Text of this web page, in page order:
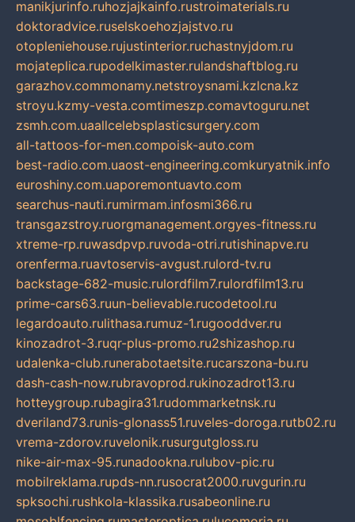
manikjurinfo.ruhozjajkainfo.rustroimaterials.ru
doktoradvice.ruselskoehozjajstvo.ru
otopleniehouse.rujustinterior.ruchastnyjdom.ru
mojateplica.rupodelkimaster.rulandshaftblog.ru
garazhov.commonamy.netstroysnami.kzlcna.kz
stroyu.kzmy-vesta.comtimeszp.comavtoguru.net
zsmh.com.uaallcelebsplasticsurgery.com
all-tattoos-for-men.compoisk-auto.com
best-radio.com.uaost-engineering.comkuryatnik.info
euroshiny.com.uaporemontuavto.com
searchus-nauti.rumirmam.infosmi366.ru
transgazstroy.ruorgmanagement.orgyes-fitness.ru
xtreme-rp.ruwasdpvp.ruvoda-otri.rutishinapve.ru
orenferma.ruavtoservis-avgust.rulord-tv.ru
backstage-682-music.rulordfilm7.rulordfilm13.ru
prime-cars63.ruun-believable.rucodetool.ru
legardoauto.rulithasa.rumuz-1.rugooddver.ru
kinozadrot-3.ruqr-plus-promo.ru2shizashop.ru
udalenka-club.runerabotaetsite.rucarszona-bu.ru
dash-cash-now.rubravoprod.rukinozadrot13.ru
hotteygroup.rubagira31.rudommarketnsk.ru
dveriland73.runis-glonass51.ruveles-doroga.rutb02.ru
vrema-zdorov.ruvelonik.rusurgutgloss.ru
nike-air-max-95.runadookna.rulubov-pic.ru
mobilreklama.rupds-nn.rusocrat2000.ruvgurin.ru
spksochi.rushkola-klassika.rusabeonline.ru